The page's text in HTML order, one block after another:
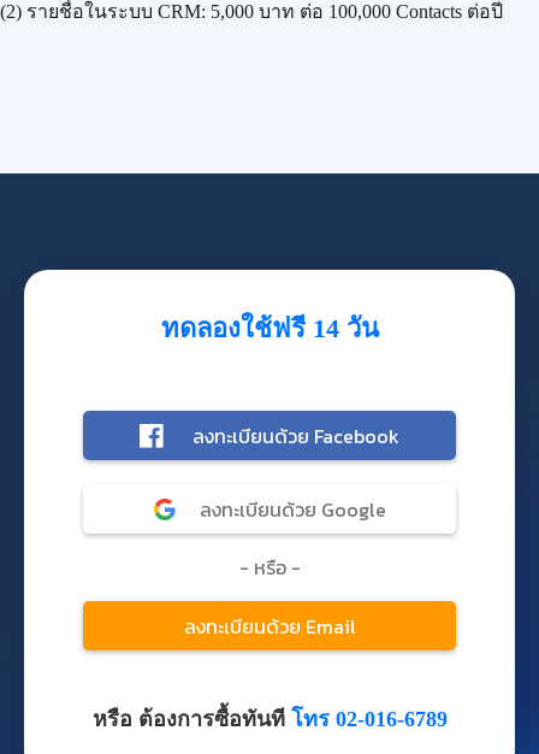
(2) รายชื่อในระบบ CRM: 5,000 บาท ต่อ 100,000 Contacts ต่อปี
ทดลองใช้ฟรี 14 วัน
หรือ ต้องการซื้อทันที โทร 02-016-6789